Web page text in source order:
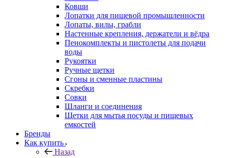
Ковши
Лопатки для пищевой промышленности
Лопаты, вилы, грабли
Настенные крепления, держатели и вёдра
Пенокомплекты и пистолеты для подачи
воды
Рукоятки
Ручные щетки
Сгоны и сменные пластины
Скребки
Совки
Шланги и соединения
Щетки для мытья посуды и пищевых
емкостей
Бренды
Как купить
Назад